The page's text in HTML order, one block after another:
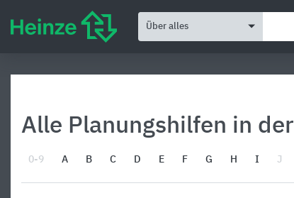
Über alles
Alle Planungshilfen in
0-9 A B C D E F G H I J